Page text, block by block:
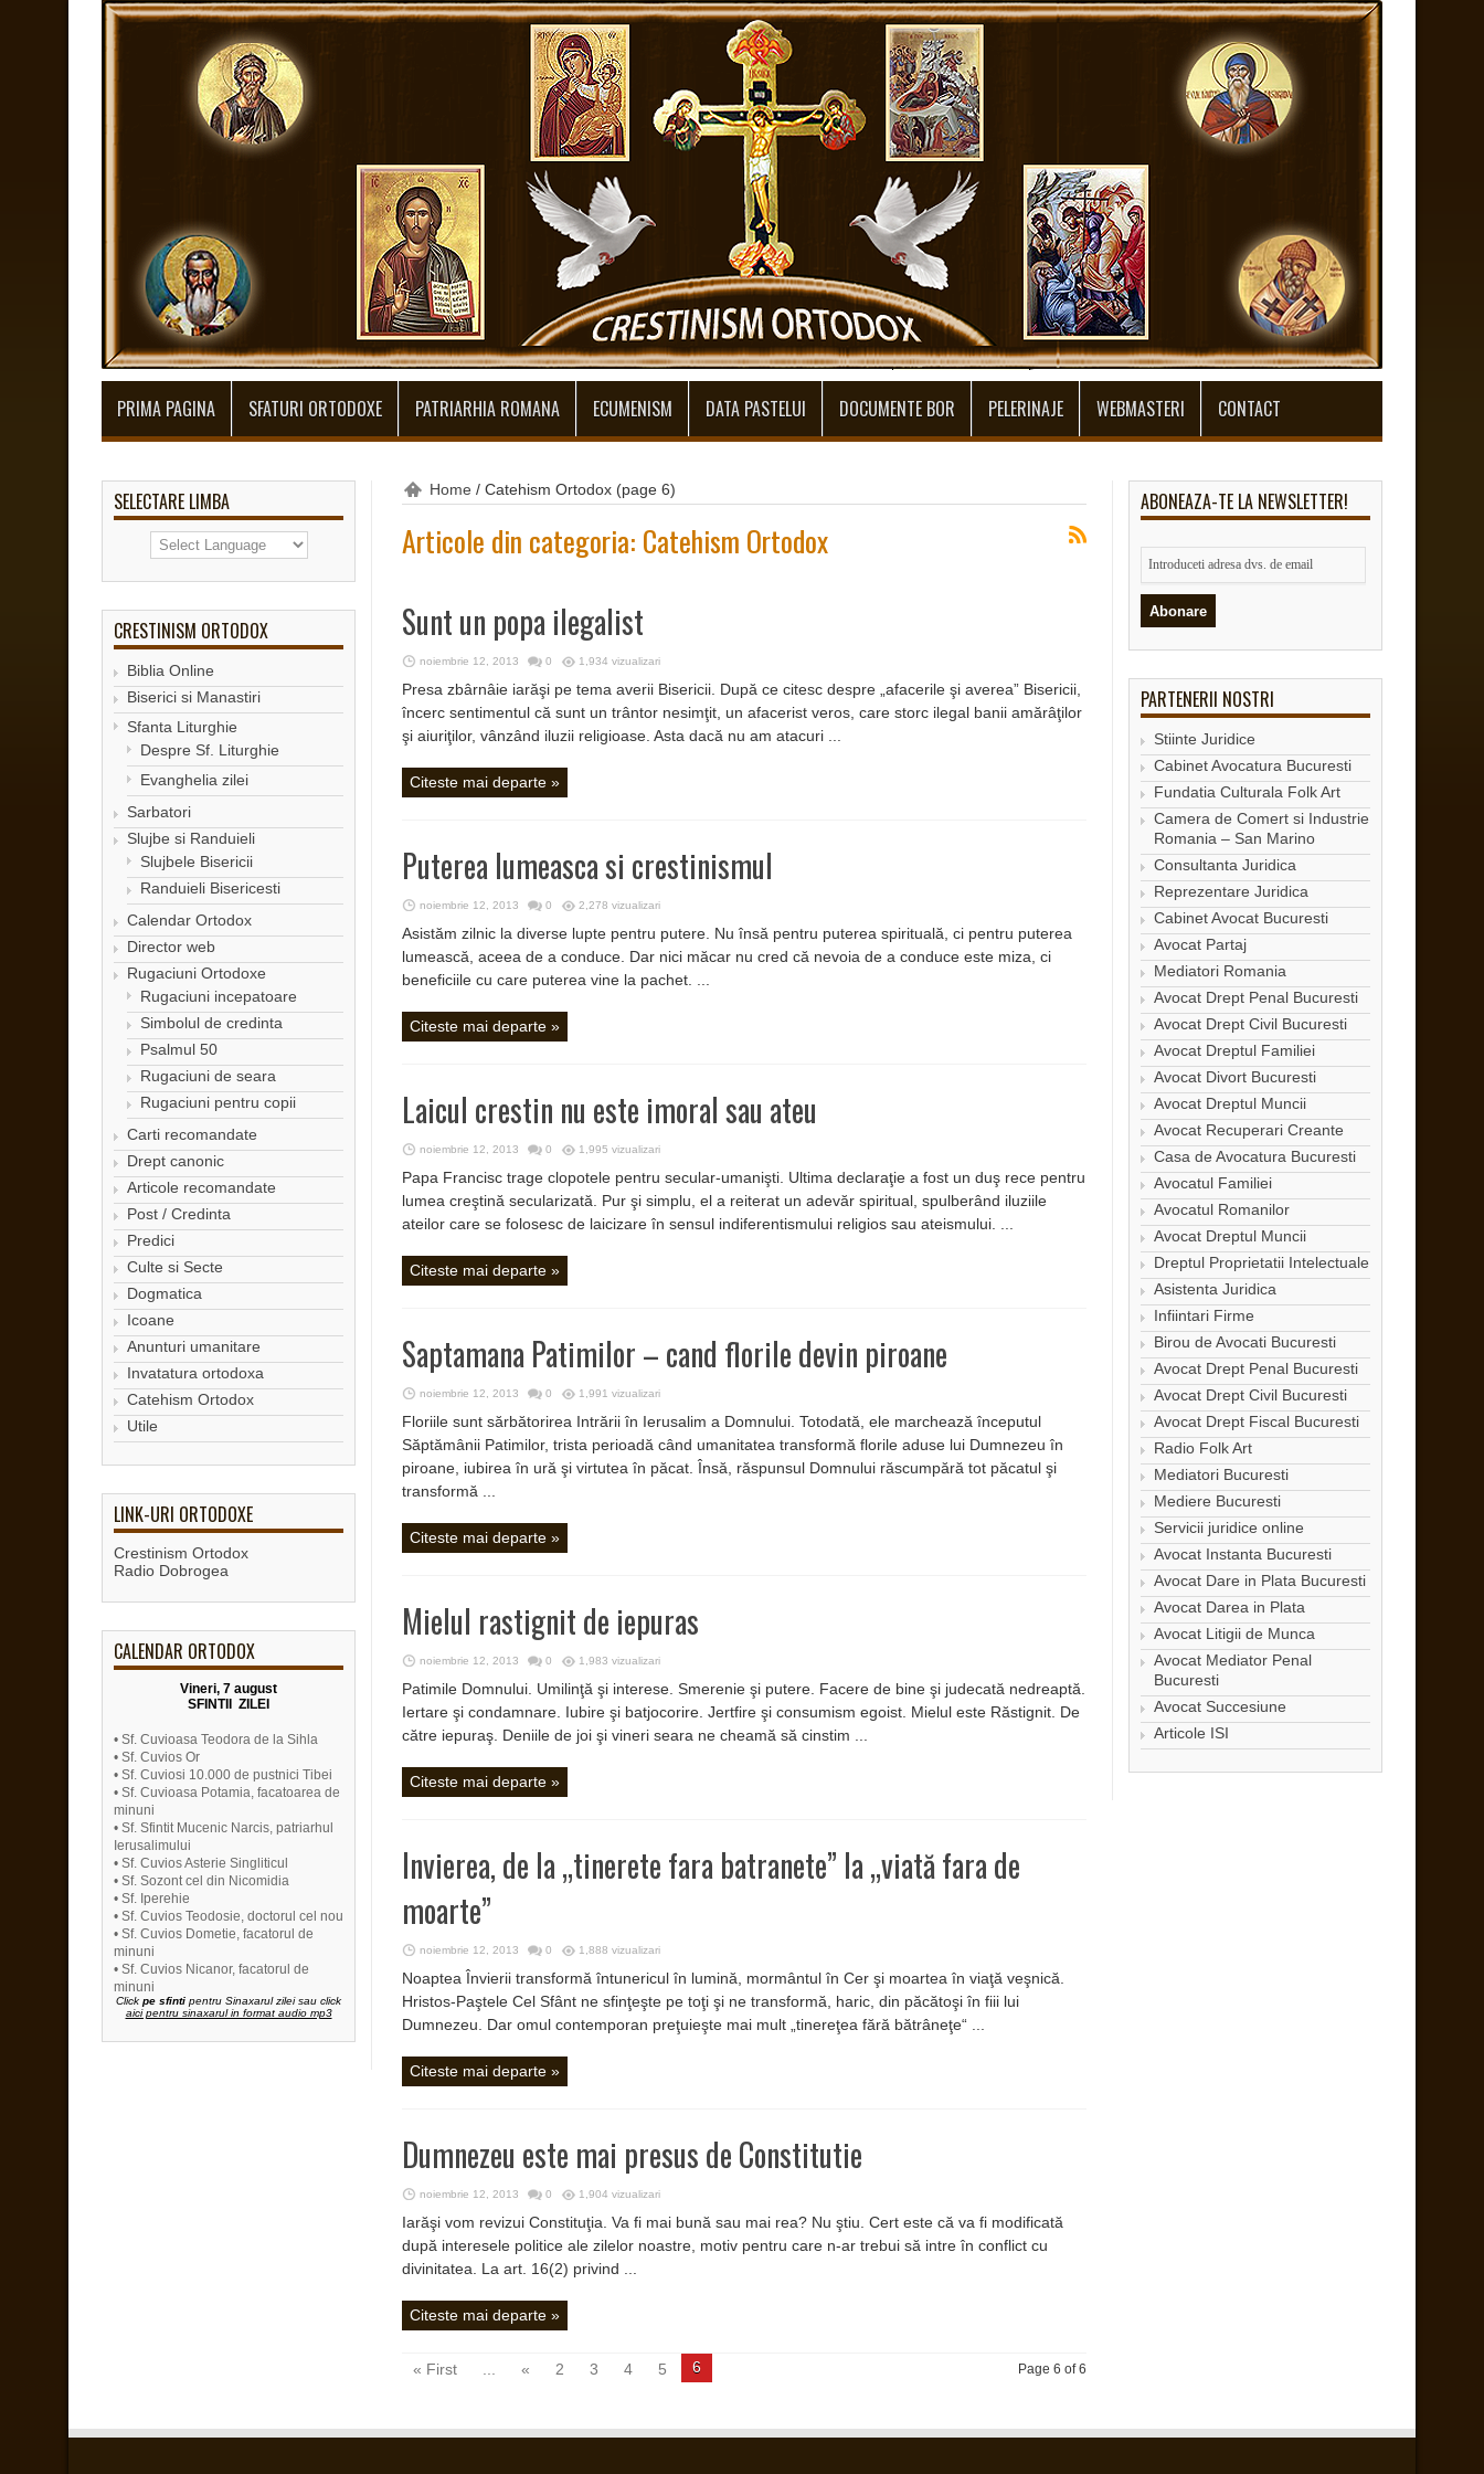
PRIMA PAGINA SFATURI ORTODOXE PATRIARHIA ROMANA ECUMENISM DATA PASTELUI DOCUMENTE BOR PELERINAJE WEBMASTERI CONTACT
Home / Catehism Ortodox (page 6)
Articole din categoria: Catehism Ortodox
Sunt un popa ilegalist
noiembrie 12, 2013 0 1,934 vizualizari
Presa zbârnâie iarăşi pe tema averii Bisericii. După ce citesc despre „afacerile şi averea” Bisericii,
încerc sentimentul că sunt un trântor nesimţit, un afacerist veros, care storc ilegal banii amărâţilor
şi aiuriţilor, vânzând iluzii religioase. Asta dacă nu am atacuri ...
Citeste mai departe »
Puterea lumeasca si crestinismul
noiembrie 12, 2013 0 2,278 vizualizari
Asistăm zilnic la diverse lupte pentru putere. Nu însă pentru puterea spirituală, ci pentru puterea
lumească, aceea de a conduce. Dar nici măcar nu cred că nevoia de a conduce este miza, ci
beneficiile cu care puterea vine la pachet. ...
Citeste mai departe »
Laicul crestin nu este imoral sau ateu
noiembrie 12, 2013 0 1,995 vizualizari
Papa Francisc trage clopotele pentru secular-umanişti. Ultima declaraţie a fost un duş rece pentru
lumea creştină secularizată. Pur şi simplu, el a reiterat un adevăr spiritual, spulberând iluziile
ateilor care se folosesc de laicizare în sensul indiferentismului religios sau ateismului. ...
Citeste mai departe »
Saptamana Patimilor – cand florile devin piroane
noiembrie 12, 2013 0 1,991 vizualizari
Floriile sunt sărbătorirea Intrării în Ierusalim a Domnului. Totodată, ele marchează începutul
Săptămânii Patimilor, trista perioadă când umanitatea transformă florile aduse lui Dumnezeu în
piroane, iubirea în ură şi virtutea în păcat. Însă, răspunsul Domnului răscumpără tot păcatul şi
transformă ...
Citeste mai departe »
Mielul rastignit de iepuras
noiembrie 12, 2013 0 1,983 vizualizari
Patimile Domnului. Umilinţă şi interese. Smerenie şi putere. Facere de bine şi judecată nedreaptă.
Iertare şi condamnare. Iubire şi batjocorire. Jertfire şi consumism egoist. Mielul este Răstignit. De
către iepuraş. Deniile de joi şi vineri seara ne cheamă să cinstim ...
Citeste mai departe »
Invierea, de la „tinerete fara batranete” la „viată fara de
moarte”
noiembrie 12, 2013 0 1,888 vizualizari
Noaptea Învierii transformă întunericul în lumină, mormântul în Cer şi moartea în viaţă veşnică.
Hristos-Paştele Cel Sfânt ne sfinţeşte pe toţi şi ne transformă, haric, din păcătoşi în fiii lui
Dumnezeu. Dar omul contemporan preţuieşte mai mult „tinereţea fără bătrâneţe“ ...
Citeste mai departe »
Dumnezeu este mai presus de Constitutie
noiembrie 12, 2013 0 1,904 vizualizari
Iarăşi vom revizui Constituţia. Va fi mai bună sau mai rea? Nu ştiu. Cert este că va fi modificată
după interesele politice ale zilelor noastre, motiv pentru care n-ar trebui să intre în conflict cu
divinitatea. La art. 16(2) privind ...
Citeste mai departe »
Page 6 of 6
« First « 2 3 4 5 6
ABONEAZA-TE LA NEWSLETTER!
PARTENERII NOSTRI
Stiinte Juridice
Cabinet Avocatura Bucuresti
Fundatia Culturala Folk Art
Camera de Comert si Industrie
Romania – San Marino
Consultanta Juridica
Reprezentare Juridica
Cabinet Avocat Bucuresti
Avocat Partaj
Mediatori Romania
Avocat Drept Penal Bucuresti
Avocat Drept Civil Bucuresti
Avocat Dreptul Familiei
Avocat Divort Bucuresti
Avocat Dreptul Muncii
Avocat Recuperari Creante
Casa de Avocatura Bucuresti
Avocatul Familiei
Avocatul Romanilor
Avocat Dreptul Muncii
Dreptul Proprietatii Intelectuale
Asistenta Juridica
Infiintari Firme
Birou de Avocati Bucuresti
Avocat Drept Penal Bucuresti
Avocat Drept Civil Bucuresti
Avocat Drept Fiscal Bucuresti
Radio Folk Art
Mediatori Bucuresti
Mediere Bucuresti
Servicii juridice online
Avocat Instanta Bucuresti
Avocat Dare in Plata Bucuresti
Avocat Darea in Plata
Avocat Litigii de Munca
Avocat Mediator Penal
Bucuresti
Avocat Succesiune
Articole ISI
SELECTARE LIMBA
CRESTINISM ORTODOX
Biblia Online
Biserici si Manastiri
Sfanta Liturghie
Despre Sf. Liturghie
Evanghelia zilei
Sarbatori
Slujbe si Randuieli
Slujbele Bisericii
Randuieli Bisericesti
Calendar Ortodox
Director web
Rugaciuni Ortodoxe
Rugaciuni incepatoare
Simbolul de credinta
Psalmul 50
Rugaciuni de seara
Rugaciuni pentru copii
Carti recomandate
Drept canonic
Articole recomandate
Post / Credinta
Predici
Culte si Secte
Dogmatica
Icoane
Anunturi umanitare
Invatatura ortodoxa
Catehism Ortodox
Utile
LINK-URI ORTODOXE
Crestinism Ortodox
Radio Dobrogea
CALENDAR ORTODOX
Vineri, 7 august
SFINTII ZILEI
• Sf. Cuvioasa Teodora de la Sihla
• Sf. Cuvios Or
• Sf. Cuviosi 10.000 de pustnici Tibei
• Sf. Cuvioasa Potamia, facatoarea de
minuni
• Sf. Sfintit Mucenic Narcis, patriarhul
Ierusalimului
• Sf. Cuvios Asterie Singliticul
• Sf. Sozont cel din Nicomidia
• Sf. Iperehie
• Sf. Cuvios Teodosie, doctorul cel nou
• Sf. Cuvios Dometie, facatorul de
minuni
• Sf. Cuvios Nicanor, facatorul de
minuni
Click pe sfinti pentru Sinaxarul zilei sau click
aici pentru sinaxarul in format audio mp3